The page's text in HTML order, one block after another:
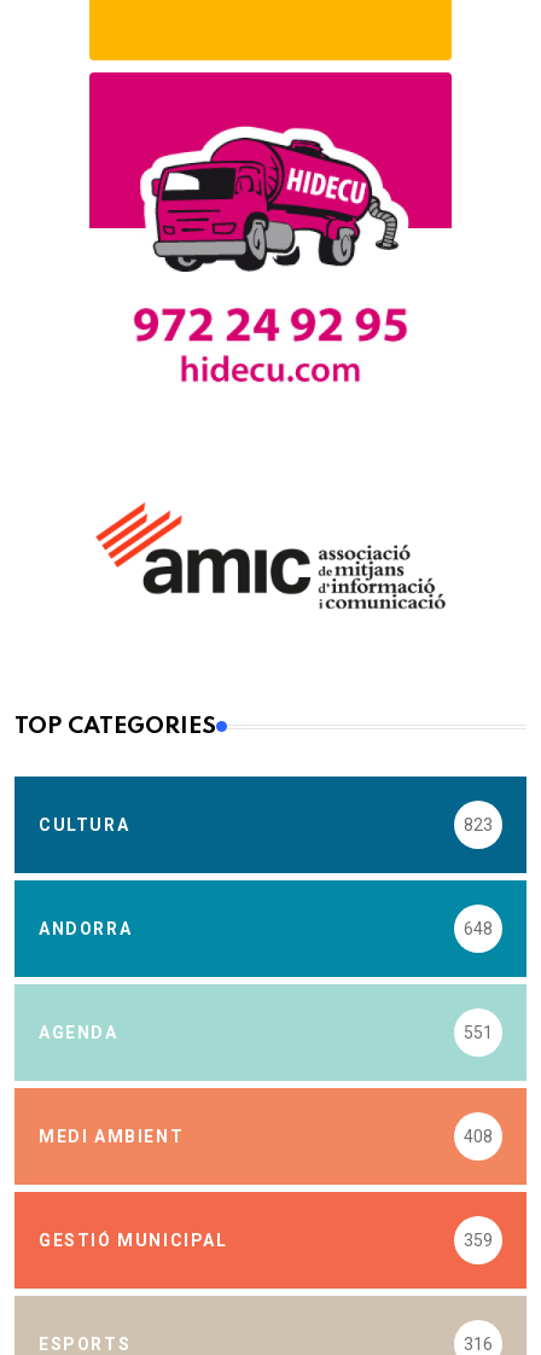
TOP CATEGORIES
CULTURA 823
ANDORRA 648
AGENDA 551
MEDI AMBIENT 408
GESTIÓ MUNICIPAL 359
ESPORTS 316